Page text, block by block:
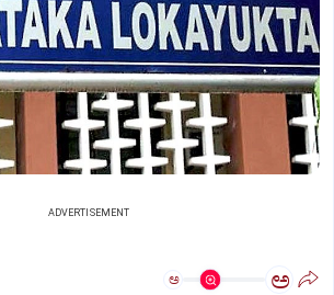
ADVERTISEMENT
ಅ ಅ